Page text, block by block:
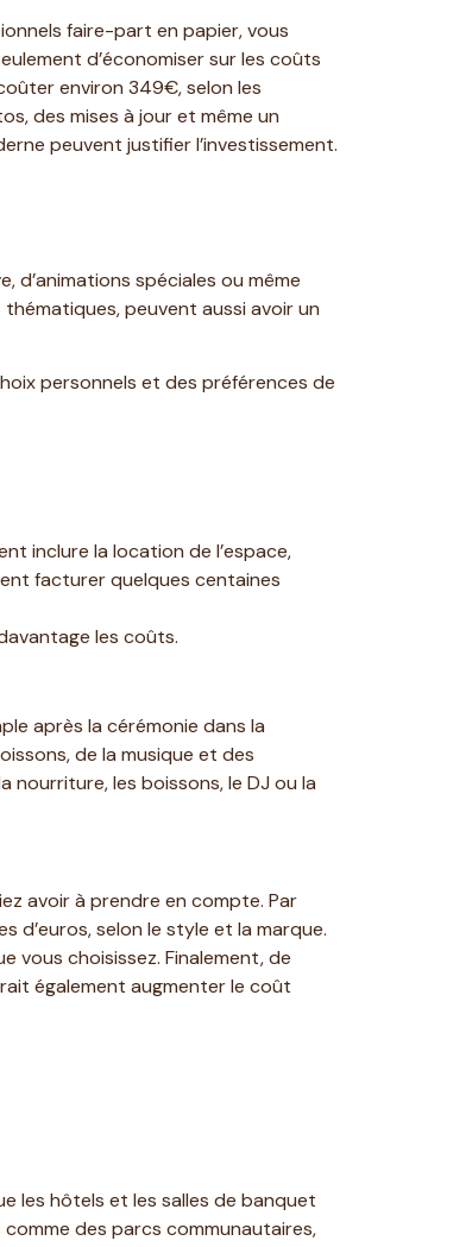
faire-part en papier, vous
d’économiser sur les coûts
environ 349€, selon les
des mises à jour et même un
peuvent justifier l’investissement.
d’animations spéciales ou même
peuvent aussi avoir un
personnels et des préférences de
inclure la location de l’espace,
facturer quelques centaines
les coûts.
après la cérémonie dans la
de la musique et des
les boissons, le DJ ou la
avoir à prendre en compte. Par
d’euros, selon le style et la marque.
vous choisissez. Finalement, de
également augmenter le coût
les hôtels et les salles de banquet
des parcs communautaires,